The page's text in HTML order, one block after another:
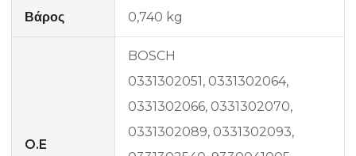
Βάρος 0,740 kg
O.E
BOSCH
0331302051, 0331302064,
0331302066, 0331302070,
0331302089, 0331302093,